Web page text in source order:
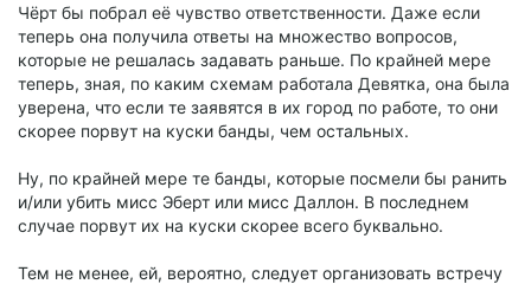
Чёрт бы побрал её чувство ответственности. Даже если
теперь она получила ответы на множество вопросов,
которые не решалась задавать раньше. По крайней мере
теперь, зная, по каким схемам работала Девятка, она была
уверена, что если те заявятся в их город по работе, то они
скорее порвут на куски банды, чем остальных.
Ну, по крайней мере те банды, которые посмели бы ранить
и/или убить мисс Эберт или мисс Даллон. В последнем
случае порвут их на куски скорее всего буквально.
Тем не менее, ей, вероятно, следует организовать встречу